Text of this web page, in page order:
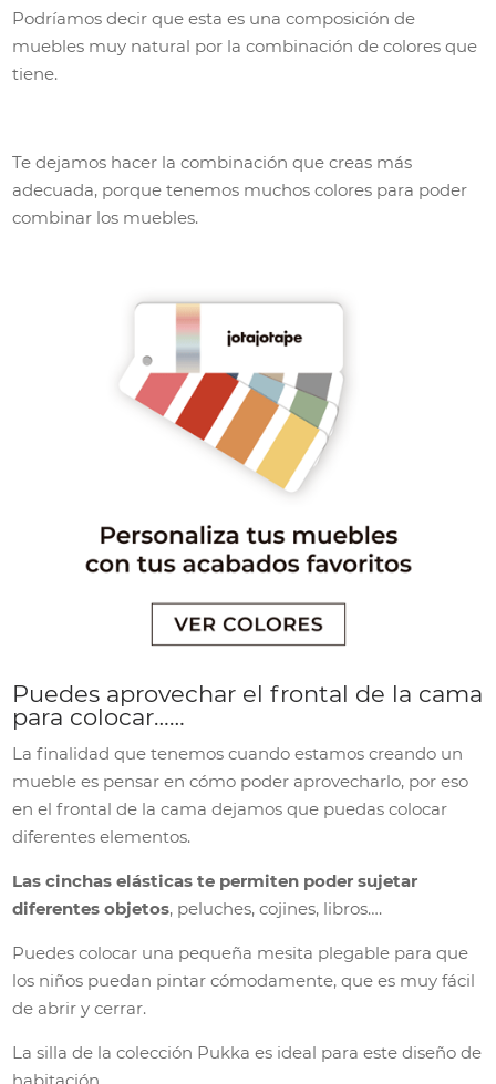
Podríamos decir que esta es una composición de
muebles muy natural por la combinación de colores que
tiene.
Te dejamos hacer la combinación que creas más
adecuada, porque tenemos muchos colores para poder
combinar los muebles.
Puedes aprovechar el frontal de la cama
para colocar……
La finalidad que tenemos cuando estamos creando un
mueble es pensar en cómo poder aprovecharlo, por eso
en el frontal de la cama dejamos que puedas colocar
diferentes elementos.
Las cinchas elásticas te permiten poder sujetar
diferentes objetos, peluches, cojines, libros….
Puedes colocar una pequeña mesita plegable para que
los niños puedan pintar cómodamente, que es muy fácil
de abrir y cerrar.
La silla de la colección Pukka es ideal para este diseño de
habitación.